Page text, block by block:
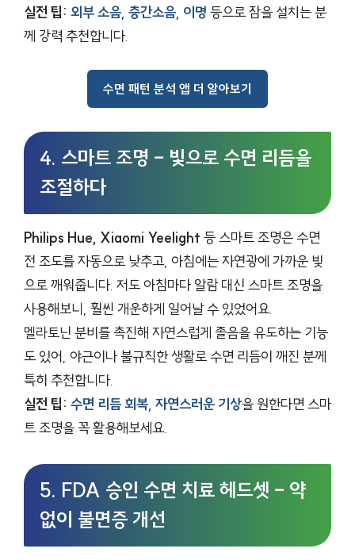
실전 팁: 외부 소음, 층간소음, 이명 등으로 잠을 설치는 분
께 강력 추천합니다.
수면 패턴 분석 앱 더 알아보기
4. 스마트 조명 – 빛으로 수면 리듬을
조절하다
Philips Hue, Xiaomi Yeelight 등 스마트 조명은 수면
전 조도를 자동으로 낮추고, 아침에는 자연광에 가까운 빛
으로 깨워줍니다. 저도 아침마다 알람 대신 스마트 조명을
사용해보니, 훨씬 개운하게 일어날 수 있었어요.
멜라토닌 분비를 촉진해 자연스럽게 졸음을 유도하는 기능
도 있어, 야근이나 불규칙한 생활로 수면 리듬이 깨진 분께
특히 추천합니다.
실전 팁: 수면 리듬 회복, 자연스러운 기상을 원한다면 스마
트 조명을 꼭 활용해보세요.
5. FDA 승인 수면 치료 헤드셋 – 약
없이 불면증 개선